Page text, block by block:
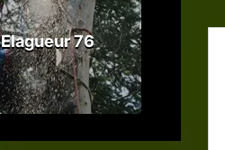
Elagueur 76